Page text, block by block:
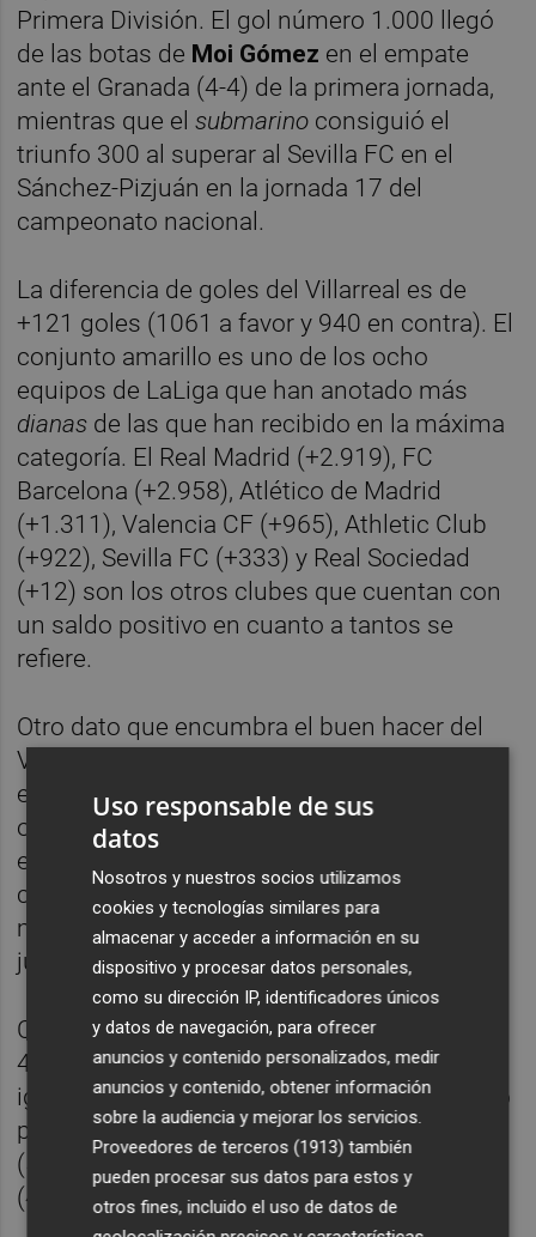
Primera División. El gol número 1.000 llegó
de las botas de Moi Gómez en el empate
ante el Granada (4-4) de la primera jornada,
mientras que elsubmarino consiguió el
triunfo 300 al superar al Sevilla FC en el
Sánchez-Pizjuán en la jornada 17 del
campeonato nacional.
La diferencia de goles del Villarreal es de
+121 goles (1061 a favor y 940 en contra). El
conjunto amarillo es uno de los ocho
equipos de LaLiga que han anotado más
dianas de las que han recibido en la máxima
categoría. El Real Madrid (+2.919), FC
Barcelona (+2.958), Atlético de Madrid
(+1.311), Valencia CF (+965), Athletic Club
(+922), Sevilla FC (+333) y Real Sociedad
(+12) son los otros clubes que cuentan con
un saldo positivo en cuanto a tantos se
refiere.
Otro dato que encumbra el buen hacer del
Villarreal CF en los últimos tiempos es el
excelente porcentaje de victorias que
ostenta en la máxima categoría. No en vano,
el equipo
conjuntos españoles que ha vencido, al
menos, el 40% de los encuentros que ha
jugado en la élite de nuestro fútbol.
Concretamente, el Villarreal CF ha vencido el
41% de encuentros en Primera División, al
igual que el Sevilla FC (41%) y solo superado
por el Real Madrid (60%), FC Barcelona
(58%), Atlético de Madrid (48%), Valencia CF
(45%) y Athletic Club (43%).
Uso responsable de sus
datos
Nosotros y nuestros socios utilizamos
cookies y tecnologías similares para
almacenar y acceder a información en su
dispositivo y procesar datos personales,
como su dirección IP, identificadores únicos
y datos de navegación, para ofrecer
anuncios y contenido personalizados, medir
anuncios y contenido, obtener información
sobre la audiencia y mejorar los servicios.
Proveedores de terceros (1913) también
pueden procesar sus datos para estos y
otros fines, incluido el uso de datos de